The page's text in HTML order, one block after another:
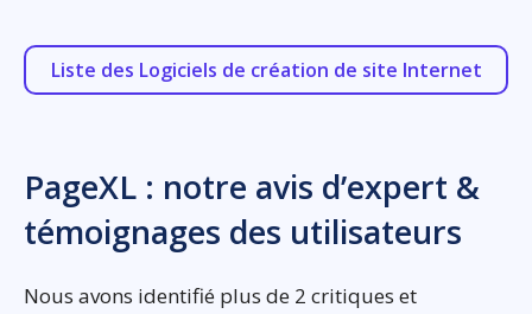
Liste des Logiciels de création de site Internet
PageXL : notre avis d’expert &
témoignages des utilisateurs
Nous avons identifié plus de 2 critiques et